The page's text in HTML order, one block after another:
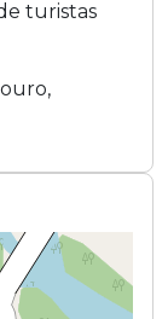
turistas
,